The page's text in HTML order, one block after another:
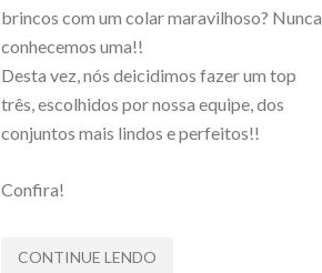
brincos com um colar maravilhoso? Nunca
conhecemos uma!!
Desta vez, nós deicidimos fazer um top
três, escolhidos por nossa equipe, dos
conjuntos mais lindos e perfeitos!!
Confira!
CONTINUE LENDO